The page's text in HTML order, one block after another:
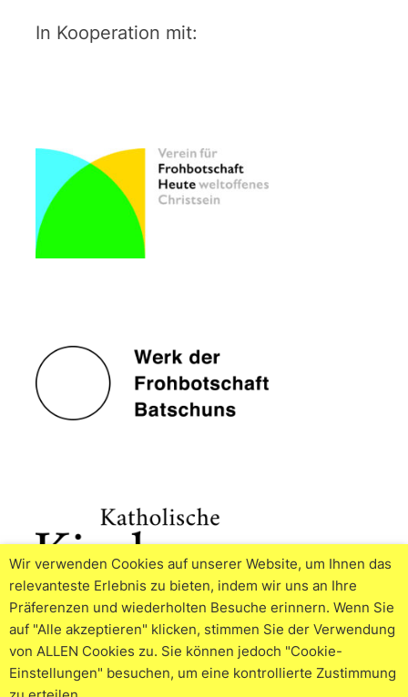
In Kooperation mit:
Wir verwenden Cookies auf unserer Website, um Ihnen das
relevanteste Erlebnis zu bieten, indem wir uns an Ihre
Präferenzen und wiederholten Besuche erinnern. Wenn Sie
auf "Alle akzeptieren" klicken, stimmen Sie der Verwendung
von ALLEN Cookies zu. Sie können jedoch "Cookie-
Einstellungen" besuchen, um eine kontrollierte Zustimmung